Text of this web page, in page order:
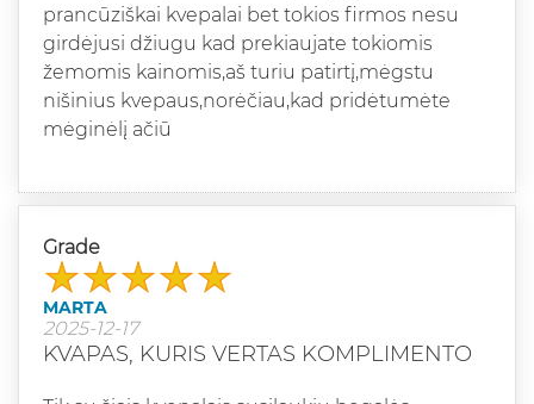
prancūziškai kvepalai bet tokios firmos nesu
girdėjusi džiugu kad prekiaujate tokiomis
žemomis kainomis,aš turiu patirtį,mėgstu
nišinius kvepaus,norėčiau,kad pridėtumėte
mėginėlį ačiū
Grade
MARTA
2025-12-17
KVAPAS, KURIS VERTAS KOMPLIMENTO